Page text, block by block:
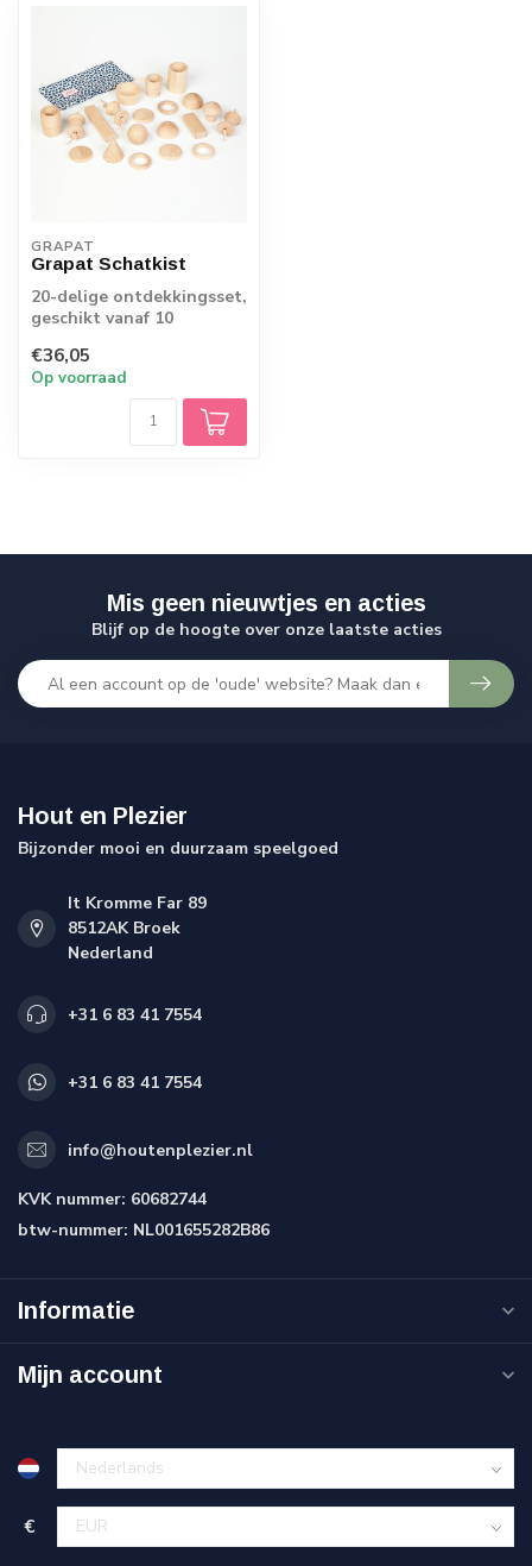
GRAPAT
Grapat Schatkist
20-delige ontdekkingsset,
geschikt vanaf 10
€36,05
Op voorraad
Mis geen nieuwtjes en acties
Blijf op de hoogte over onze laatste acties
Hout en Plezier
Bijzonder mooi en duurzaam speelgoed
It Kromme Far 89
8512AK Broek
Nederland
+31 6 83 41 7554
+31 6 83 41 7554
info@houtenplezier.nl
KVK nummer: 60682744
btw-nummer: NL001655282B86
Informatie
Mijn account
€